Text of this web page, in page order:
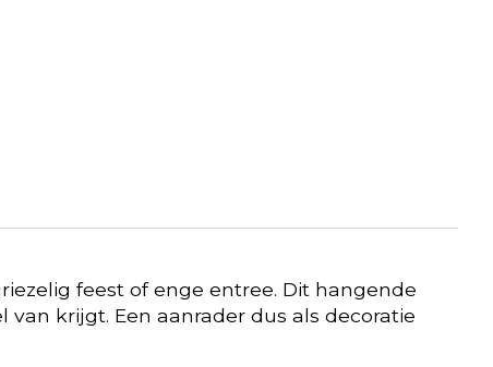
feest of enge entree. Dit hangende
krijgt. Een aanrader dus als decoratie